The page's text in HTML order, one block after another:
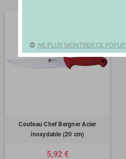
Couteau Chef Bergner Acier
inoxydable (20 cm)
5,92 €
NE PLUS MONTRER CE POPUP.